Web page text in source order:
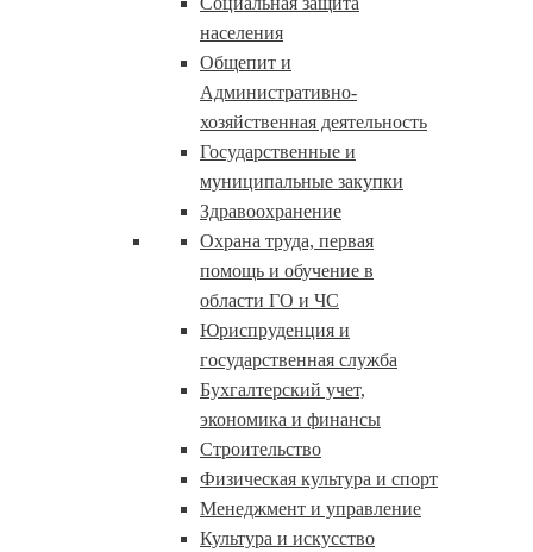
населения
Общепит и
Административно-
хозяйственная деятельность
Государственные и
муниципальные закупки
Здравоохранение
Охрана труда, первая
помощь и обучение в
области ГО и ЧС
Юриспруденция и
государственная служба
Бухгалтерский учет,
экономика и финансы
Строительство
Физическая культура и спорт
Менеджмент и управление
Культура и искусство